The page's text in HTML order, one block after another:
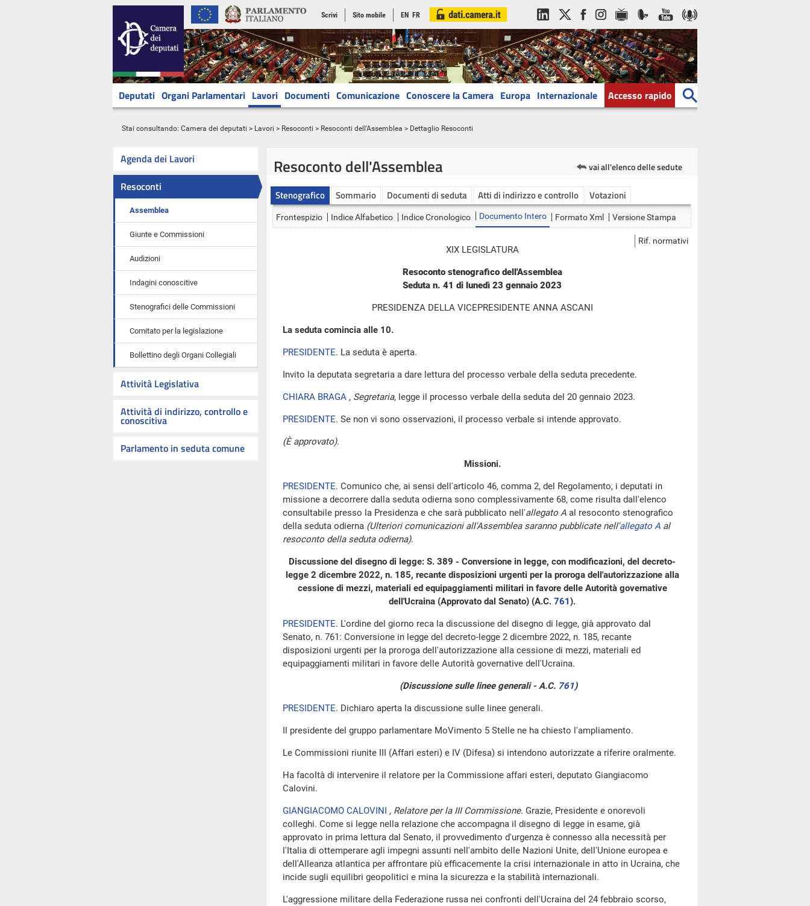
Scrivi Sito mobile EN FR
Deputati Organi Parlamentari Lavori Documenti Comunicazione Conoscere la Camera Europa Internazionale Accesso rapido
Stai consultando: Camera dei deputati > Lavori > Resoconti > Resoconti dell'Assemblea > Dettaglio Resoconti
Agenda dei Lavori
Resoconti
Assemblea
Giunte e Commissioni
Audizioni
Indagini conoscitive
Stenografici delle Commissioni
Comitato per la legislazione
Bollettino degli Organi Collegiali
Attività Legislativa
Attività di indirizzo, controllo e
conoscitiva
Parlamento in seduta comune
Resoconto dell'Assemblea vai all'elenco delle sedute
Stenografico Sommario Documenti di seduta Atti di indirizzo e controllo Votazioni
Frontespizio Indice Alfabetico Indice Cronologico Documento Intero Formato Xml Versione Stampa
Rif. normativi
XIX LEGISLATURA
Resoconto stenografico dell'Assemblea
Seduta n. 41 di lunedì 23 gennaio 2023
PRESIDENZA DELLA VICEPRESIDENTE ANNA ASCANI
La seduta comincia alle 10.
PRESIDENTE. La seduta è aperta.
Invito la deputata segretaria a dare lettura del processo verbale della seduta precedente.
CHIARA BRAGA , Segretaria, legge il processo verbale della seduta del 20 gennaio 2023.
PRESIDENTE. Se non vi sono osservazioni, il processo verbale si intende approvato.
(È approvato).
Missioni.
PRESIDENTE. Comunico che, ai sensi dell'articolo 46, comma 2, del Regolamento, i deputati in
missione a decorrere dalla seduta odierna sono complessivamente 68, come risulta dall'elenco
consultabile presso la Presidenza e che sarà pubblicato nell'allegato A al resoconto stenografico
della seduta odierna (Ulteriori comunicazioni all'Assemblea saranno pubblicate nell'allegato A al
resoconto della seduta odierna).
Discussione del disegno di legge: S. 389 - Conversione in legge, con modificazioni, del decreto-
legge 2 dicembre 2022, n. 185, recante disposizioni urgenti per la proroga dell'autorizzazione alla
cessione di mezzi, materiali ed equipaggiamenti militari in favore delle Autorità governative
dell'Ucraina (Approvato dal Senato) (A.C. 761​).
PRESIDENTE. L'ordine del giorno reca la discussione del disegno di legge, già approvato dal
Senato, n. 761: Conversione in legge del decreto-legge 2 dicembre 2022, n. 185, recante
disposizioni urgenti per la proroga dell'autorizzazione alla cessione di mezzi, materiali ed
equipaggiamenti militari in favore delle Autorità governative dell'Ucraina.
(Discussione sulle linee generali - A.C. 761​)
PRESIDENTE. Dichiaro aperta la discussione sulle linee generali.
Il presidente del gruppo parlamentare MoVimento 5 Stelle ne ha chiesto l'ampliamento.
Le Commissioni riunite III (Affari esteri) e IV (Difesa) si intendono autorizzate a riferire oralmente.
Ha facoltà di intervenire il relatore per la Commissione affari esteri, deputato Giangiacomo
Calovini.
GIANGIACOMO CALOVINI , Relatore per la III Commissione. Grazie, Presidente e onorevoli
colleghi. Come si legge nella relazione che accompagna il disegno di legge in esame, già
approvato in prima lettura dal Senato, il provvedimento d'urgenza è connesso alla necessità per
l'Italia di ottemperare agli impegni assunti nell'ambito delle Nazioni Unite, dell'Unione europea e
dell'Alleanza atlantica per affrontare più efficacemente la crisi internazionale in atto in Ucraina, che
incide sugli equilibri geopolitici e mina la sicurezza e la stabilità internazionali.
L'aggressione militare della Federazione russa nei confronti dell'Ucraina del 24 febbraio scorso,